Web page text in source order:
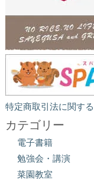
特定商取引法に関す
カテゴリー
電子書籍
勉強会・講演
菜園教室